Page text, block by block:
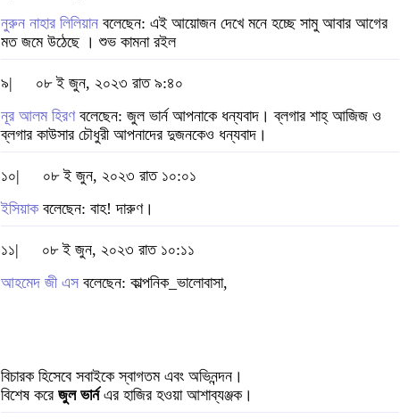
নুরুন নাহার লিলিয়ান বলেছেন: এই আয়োজন দেখে মনে হচ্ছে সামু আবার আগের
মত জমে উঠেছে । শুভ কামনা রইল
৯|
০৮ ই জুন, ২০২৩ রাত ৯:৪০
নূর আলম হিরণবলেছেন: জুল ভার্ন আপনাকে ধন্যবাদ। ব্লগার শাহ্ আজিজ ও
ব্লগার কাউসার চৌধুরী আপনাদের দুজনকেও ধন্যবাদ।
১০|
০৮ ই জুন, ২০২৩ রাত ১০:০১
ইসিয়াকবলেছেন: বাহ! দারুণ।
১১|
০৮ ই জুন, ২০২৩ রাত ১০:১১
আহমেদ জী এস বলেছেন: কাল্পনিক_ভালোবাসা,
বিচারক হিসেবে সবাইকে স্বাগতম এবং অভিনন্দন।
বিশেষ করে জুল ভার্নএর হাজির হওয়া আশাব্যঞ্জক।